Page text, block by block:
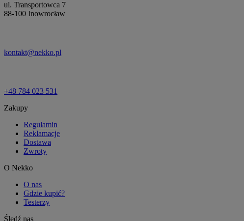
ul. Transportowca 7
88-100 Inowrocław
kontakt@nekko.pl
+48 784 023 531
Zakupy
Regulamin
Reklamacje
Dostawa
Zwroty
O Nekko
O nas
Gdzie kupić?
Testerzy
Śledź nas